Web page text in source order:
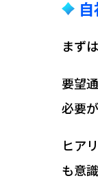
まず
要望
必要
ヒア
も意